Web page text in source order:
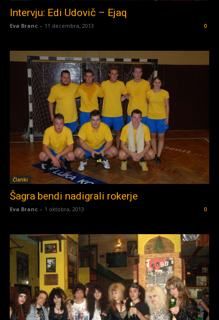
Intervju: Edi Udovič – Ejaq
Eva Branc - 11 decembra, 2013 0
Članki
Šagra bendi nadigrali rokerje
Eva Branc - 1 oktobra, 2013 0